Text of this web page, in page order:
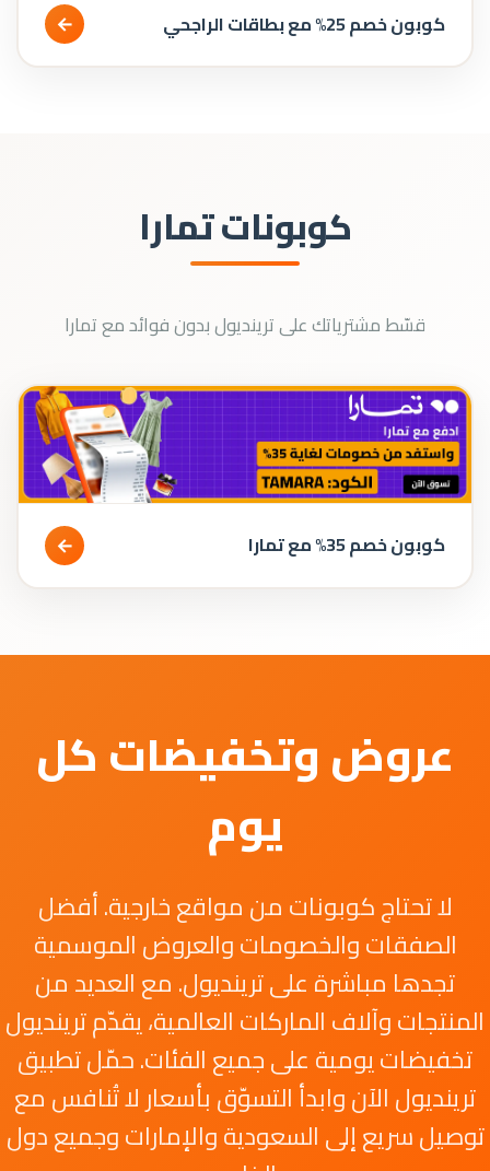
كوبون خصم 25% مع بطاقات الراجحي ←
كوبونات تمارا
قسّط مشترياتك على ترينديول بدون فوائد مع تمارا
كوبون خصم 35% مع تمارا ←
عروض وتخفيضات كل
يوم
لا تحتاج كوبونات من مواقع خارجية. أفضل
الصفقات والخصومات والعروض الموسمية
تجدها مباشرة على ترينديول. مع العديد من
المنتجات وآلاف الماركات العالمية، يقدّم ترينديول
تخفيضات يومية على جميع الفئات. حمّل تطبيق
ترينديول الآن وابدأ التسوّق بأسعار لا تُنافس مع
توصيل سريع إلى السعودية والإمارات وجميع دول